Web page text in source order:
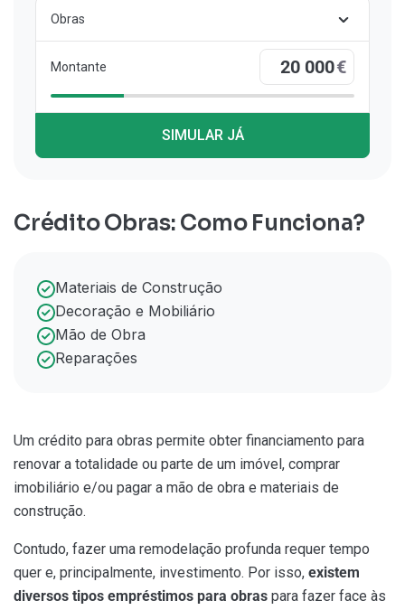
Obras
Montante €
SIMULAR JÁ
Crédito Obras: Como Funciona?
Materiais de Construção
Decoração e Mobiliário
Mão de Obra
Reparações
Um crédito para obras permite obter financiamento para
renovar a totalidade ou parte de um imóvel, comprar
imobiliário e/ou pagar a mão de obra e materiais de
construção.
Contudo, fazer uma remodelação profunda requer tempo
quer e, principalmente, investimento. Por isso, existem
diversos tipos empréstimos para obras para fazer face às